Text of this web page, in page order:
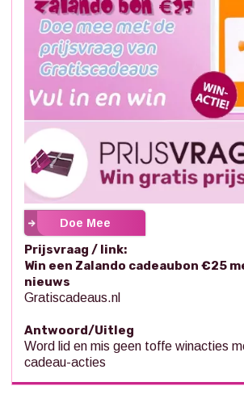
Doe Mee
Prijsvraag / link:
Win een Zalando cadeaubon €25
nieuws
Gratiscadeaus.nl
Antwoord/Uitleg
Word lid en mis geen toffe winacties
cadeau-acties